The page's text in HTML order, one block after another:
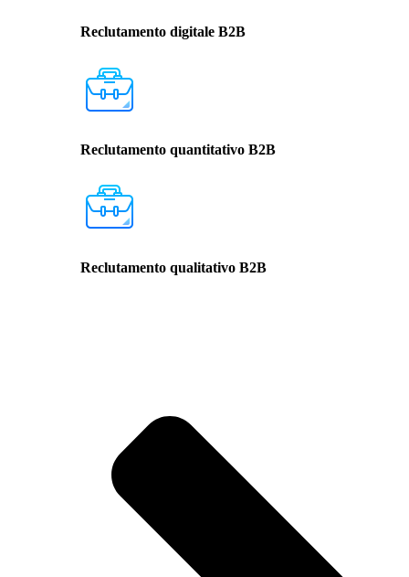
Reclutamento digitale B2B
Reclutamento quantitativo B2B
Reclutamento qualitativo B2B